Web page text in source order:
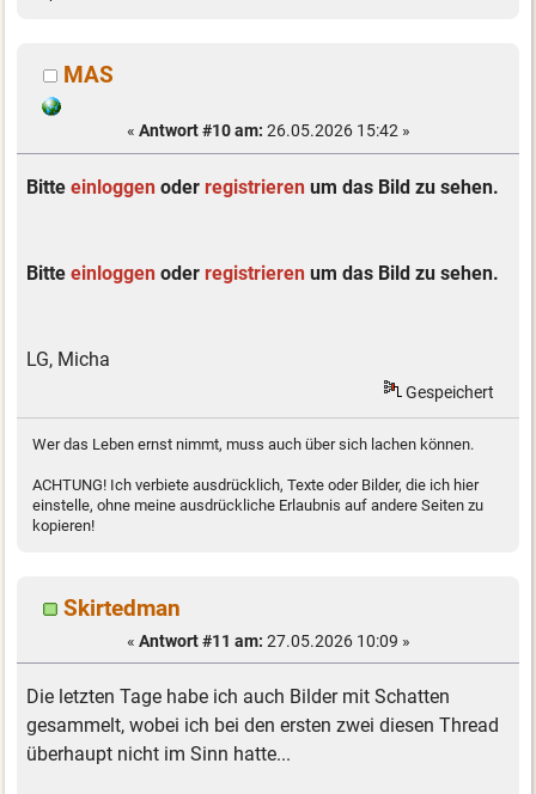
MAS
« Antwort #10 am: 26.05.2026 15:42 »
Bitteeinloggen oderregistrieren um das Bild zu sehen.
Bitteeinloggen oderregistrieren um das Bild zu sehen.
LG, Micha
Gespeichert
Wer das Leben ernst nimmt, muss auch über sich lachen können.
ACHTUNG! Ich verbiete ausdrücklich, Texte oder Bilder, die ich hier
einstelle, ohne meine ausdrückliche Erlaubnis auf andere Seiten zu
kopieren!
Skirtedman
« Antwort #11 am: 27.05.2026 10:09 »
Die letzten Tage habe ich auch Bilder mit Schatten
gesammelt, wobei ich bei den ersten zwei diesen Thread
überhaupt nicht im Sinn hatte...